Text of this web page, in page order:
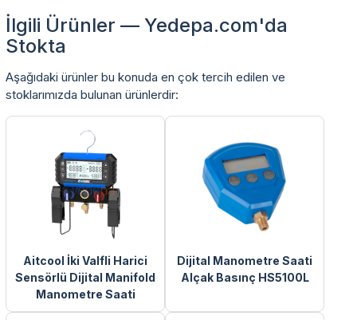
İlgili Ürünler — Yedepa.com'da
Stokta
Aşağıdaki ürünler bu konuda en çok tercih edilen ve
stoklarımızda bulunan ürünlerdir:
Aitcool İki Valfli Harici
Sensörlü Dijital Manifold
Manometre Saati
Dijital Manometre Saati
Alçak Basınç HS5100L